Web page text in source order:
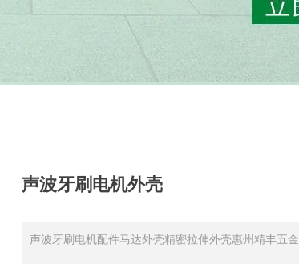
声波牙刷电机外壳
声波牙刷电机配件马达外壳精密拉伸外壳惠州精丰五金